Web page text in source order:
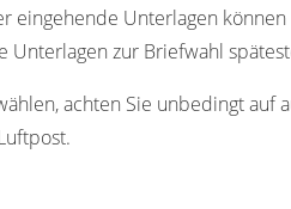
eingehende Unterlagen
zur Briefwahl
achten Sie unbedingt